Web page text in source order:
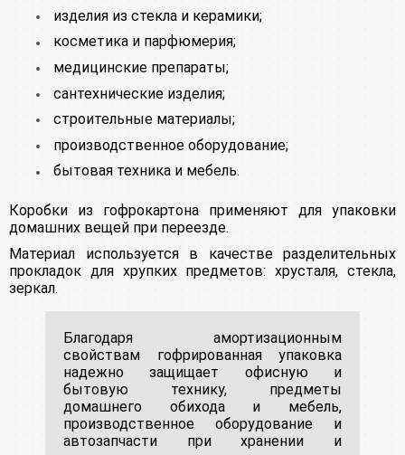
изделия из стекла и керамики;
косметика и парфюмерия;
медицинские препараты;
сантехнические изделия;
строительные материалы;
производственное оборудование;
бытовая техника и мебель.
Коробки из гофрокартона применяют для упаковки
домашних вещей при переезде.
Материал используется в качестве разделительных
прокладок для хрупких предметов: хрусталя, стекла,
зеркал.
Благодаря амортизационным
свойствам гофрированная упаковка
надежно защищает офисную и
бытовую технику, предметы
домашнего обихода и мебель,
производственное оборудование и
автозапчасти при хранении и